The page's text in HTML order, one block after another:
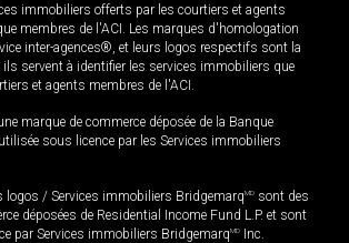
immobiliers offerts par les courtiers et agents
membres de l'ACI. Les marques d'homologation
inter-agences®, et leurs logos respectifs sont la
ils servent à identifier les services immobiliers que
et agents membres de l'ACI.
marque de commerce déposée de la Banque
sous licence par les Services immobiliers
logos / Services immobiliers BridgemarqMD sont des
déposées de Residential Income Fund L.P. et sont
par Services immobiliers BridgemarqMD Inc.